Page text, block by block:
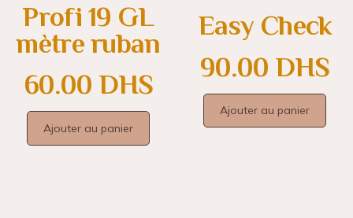
Profi 19 GL
mètre ruban
60.00 DHS
Ajouter au panier
Easy Check
90.00 DHS
Ajouter au panier